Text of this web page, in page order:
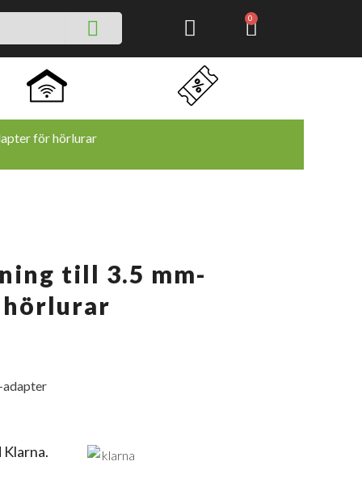
SEARCH 0 CART
för hörlurar
till 3.5 mm-
adapter
Klarna.